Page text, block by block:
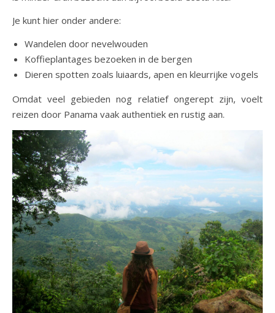
Je kunt hier onder andere:
Wandelen door nevelwouden
Koffieplantages bezoeken in de bergen
Dieren spotten zoals luiaards, apen en kleurrijke vogels
Omdat veel gebieden nog relatief ongerept zijn, voelt
reizen door Panama vaak authentiek en rustig aan.